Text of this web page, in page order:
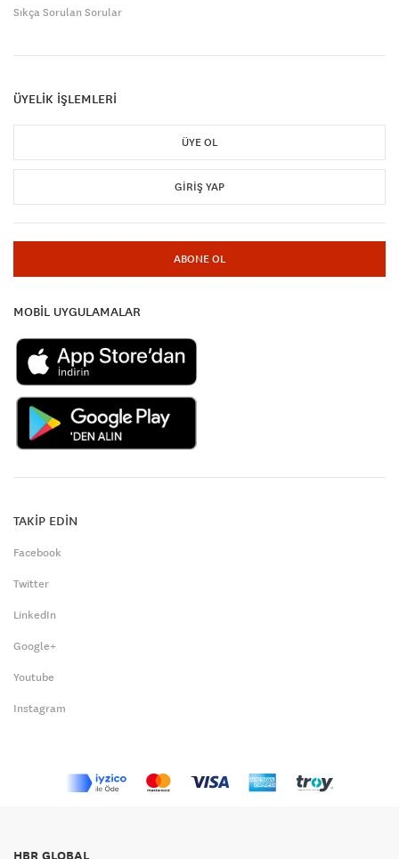
Sıkça Sorulan Sorular
ÜYELİK İŞLEMLERİ
ÜYE OL
GIRIŞ YAP
ABONE OL
MOBİL UYGULAMALAR
TAKİP EDİN
Facebook
Twitter
LinkedIn
Google+
Youtube
Instagram